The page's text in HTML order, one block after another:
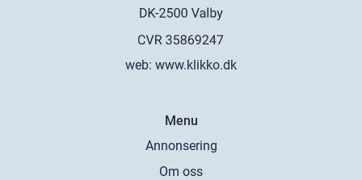
web: www.klikko.dk
Menu
Annonsering
Om oss